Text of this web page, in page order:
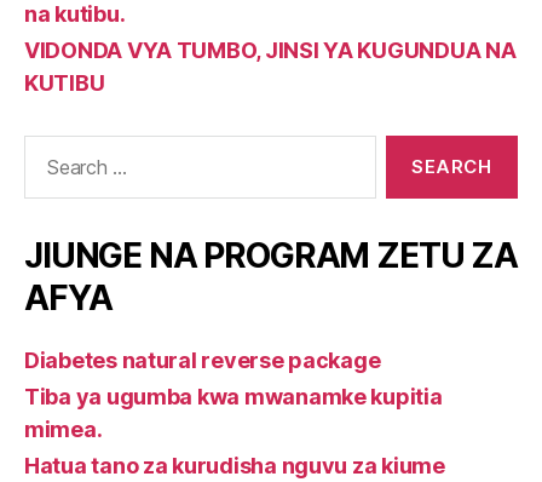
na kutibu.
VIDONDA VYA TUMBO, JINSI YA KUGUNDUA NA
KUTIBU
JIUNGE NA PROGRAM ZETU ZA
AFYA
Diabetes natural reverse package
Tiba ya ugumba kwa mwanamke kupitia
mimea.
Hatua tano za kurudisha nguvu za kiume